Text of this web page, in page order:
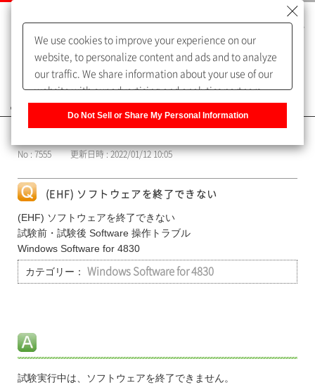
よくあるご質問（FAQ）
No : 7555 更新日時 : 2022/01/12 10:05
(EHF) ソフトウェアを終了できない
(EHF) ソフトウェアを終了できない
試験前・試験後 Software 操作トラブル
Windows Software for 4830
カテゴリー： Windows Software for 4830
試験実行中は、ソフトウェアを終了できません。
We use cookies to improve your experience on our
website, to personalize content and ads and to analyze
our traffic. We share information about your use of our
website with our advertising and analytics partners,
of our sharing information about you with our partners.
Information] to customize your cookie settings on our
Do Not Sell or Share My Personal Information